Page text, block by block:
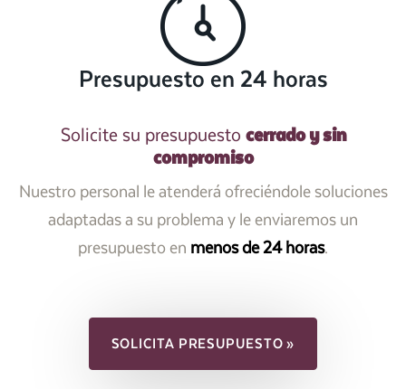
Presupuesto en 24 horas
Solicite su presupuesto cerrado y sin
compromiso
Nuestro personal le atenderá ofreciéndole soluciones
adaptadas a su problema y le enviaremos un
presupuesto en menos de 24 horas.
SOLICITA PRESUPUESTO »